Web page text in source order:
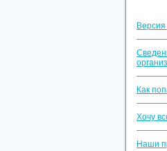
Как
Хочу
Наши